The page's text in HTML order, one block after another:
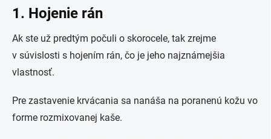
1. Hojenie rán
Ak ste už predtým počuli o skorocele, tak zrejme
v súvislosti s hojením rán, čo je jeho najznámejšia
vlastnosť.
Pre zastavenie krvácania sa nanáša na poranenú kožu vo
forme rozmixovanej kaše.